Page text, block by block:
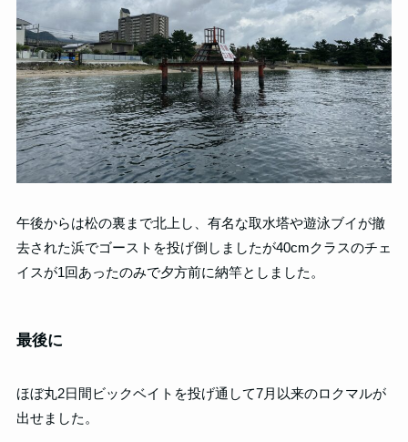
午後からは松の裏まで北上し、有名な取水塔や遊泳ブイが撤
去された浜でゴーストを投げ倒しましたが40cmクラスのチェ
イスが1回あったのみで夕方前に納竿としました。
最後に
ほぼ丸2日間ビックベイトを投げ通して7月以来のロクマルが
出せました。